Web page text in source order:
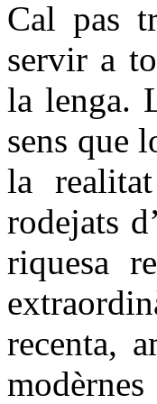
Cal pas
servir a
la lenga.
sens que
la
rodejats
riquesa
recenta,